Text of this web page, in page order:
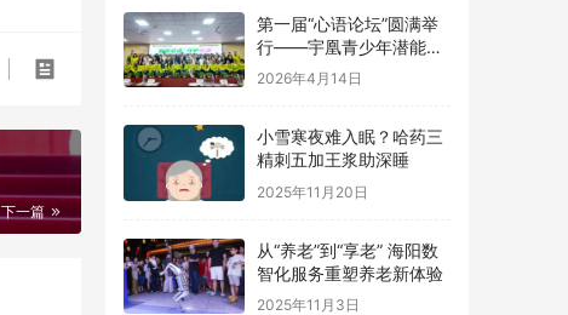
下一篇
第一届“心语论坛”圆满举
行——宇凰青少年潜能成
长基地协办，助力青少年
心理健康事业
2026年4月14日
小雪寒夜难入眠？哈药三
精刺五加王浆助深睡
2025年11月20日
从“养老”到“享老” 海阳数
智化服务重塑养老新体验
2025年11月3日